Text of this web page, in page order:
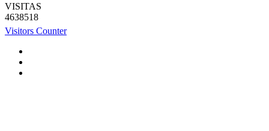
VISITAS
4638518
Visitors Counter